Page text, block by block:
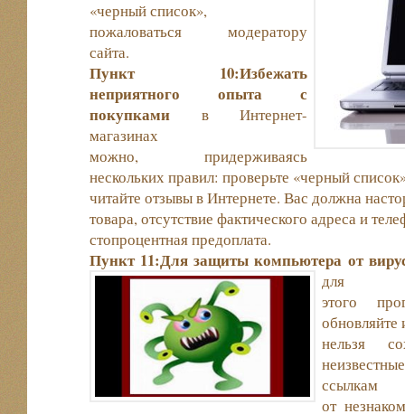
«черный список»,
пожаловаться модератору
сайта.
Пункт 10:Избежать
неприятного опыта с
покупками в Интернет-
магазинах
можно, придерживаясь
нескольких правил: проверьте «черный
читайте отзывы в Интернете. Вас должна
товара, отсутствие фактического адреса и
стопроцентная предоплата.
Пункт 11:Для защиты компьютера от
для
этого
обновляйте
нельзя
ссылкам
от